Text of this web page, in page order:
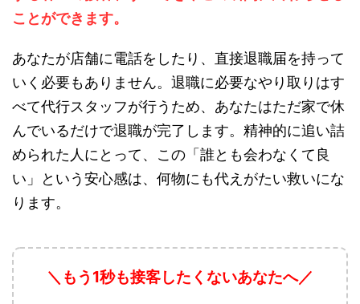
ことができます。
あなたが店舗に電話をしたり、直接退職届を持って
いく必要もありません。退職に必要なやり取りはす
べて代行スタッフが行うため、あなたはただ家で休
んでいるだけで退職が完了します。精神的に追い詰
められた人にとって、この「誰とも会わなくて良
い」という安心感は、何物にも代えがたい救いにな
ります。
＼もう1秒も接客したくないあなたへ／